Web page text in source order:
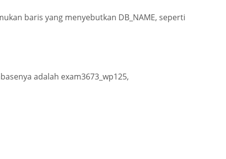
baris yang menyebutkan DB_NAME, seperti
adalah exam3673_wp125,